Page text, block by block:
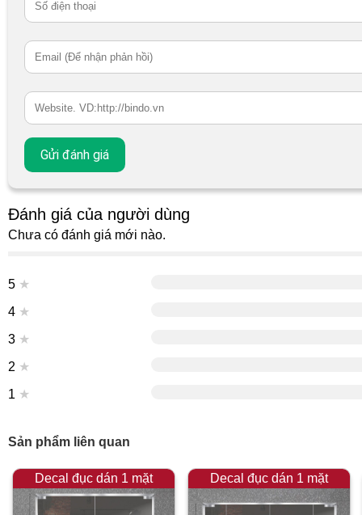
Đánh giá của người dùng
Chưa có đánh giá mới nào.
5 ★
4 ★
3 ★
2 ★
1 ★
Sản phẩm liên quan
Decal đục dán 1 mặt Decal đục dán 1 mặt